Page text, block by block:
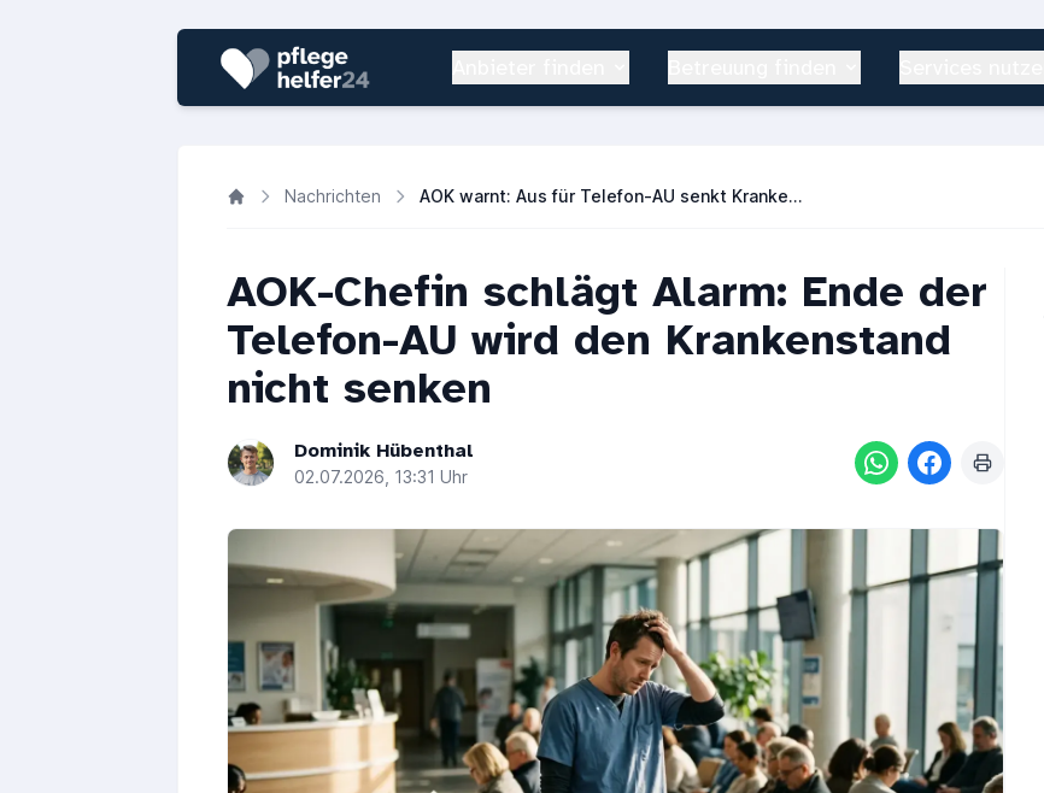
Nachrichten AOK warnt: Aus für Telefon-AU senkt Krankenstand nicht
AOK-Chefin schlägt Alarm: Ende der
Telefon-AU wird den Krankenstand
nicht senken
Dominik Hübenthal
02.07.2026, 13:31 Uhr